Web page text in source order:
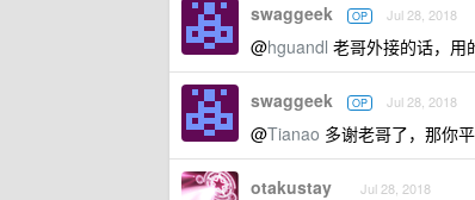
swaggeek OP Jul 28, 2018
@hguandl 老哥外接的话，用
swaggeek OP Jul 28, 2018
@Tianao 多谢老哥了，那你
otakustay Jul 28, 2018